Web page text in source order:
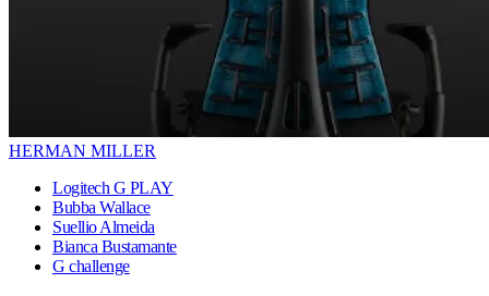
HERMAN MILLER
Logitech G PLAY
Bubba Wallace
Suellio Almeida
Bianca Bustamante
G challenge